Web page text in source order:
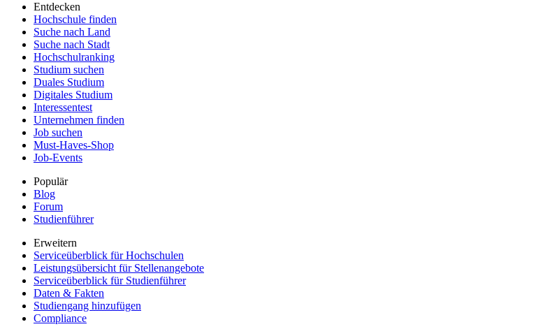
Entdecken
Hochschule finden
Suche nach Land
Suche nach Stadt
Hochschulranking
Studium suchen
Duales Studium
Digitales Studium
Interessentest
Unternehmen finden
Job suchen
Must-Haves-Shop
Job-Events
Populär
Blog
Forum
Studienführer
Erweitern
Serviceüberblick für Hochschulen
Leistungsübersicht für Stellenangebote
Serviceüberblick für Studienführer
Daten & Fakten
Studiengang hinzufügen
Compliance